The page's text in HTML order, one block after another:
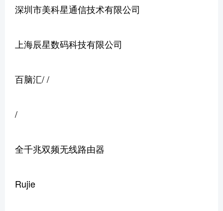
深圳市美科星通信技术有限公司
上海辰星数码科技有限公司
百脑汇/ /
/
全千兆双频无线路由器
Rujie